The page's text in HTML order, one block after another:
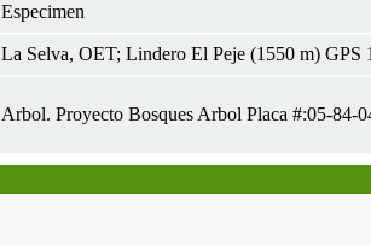
Especimen
La Selva, OET; Lindero El Peje (1550 m) GPS
Arbol. Proyecto Bosques Arbol Placa #:05-84-